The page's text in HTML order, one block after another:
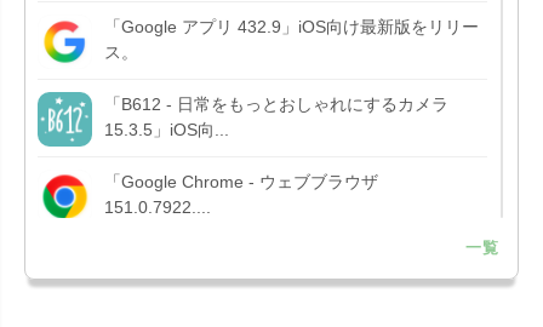
「Google アプリ 432.9」iOS向け最新版をリリー
ス。
「B612 - 日常をもっとおしゃれにするカメラ
15.3.5」iOS向...
「Google Chrome - ウェブブラウザ
151.0.7922....
「Microsoft OneDrive 18.7.3」iOS向け最新版を...
一覧